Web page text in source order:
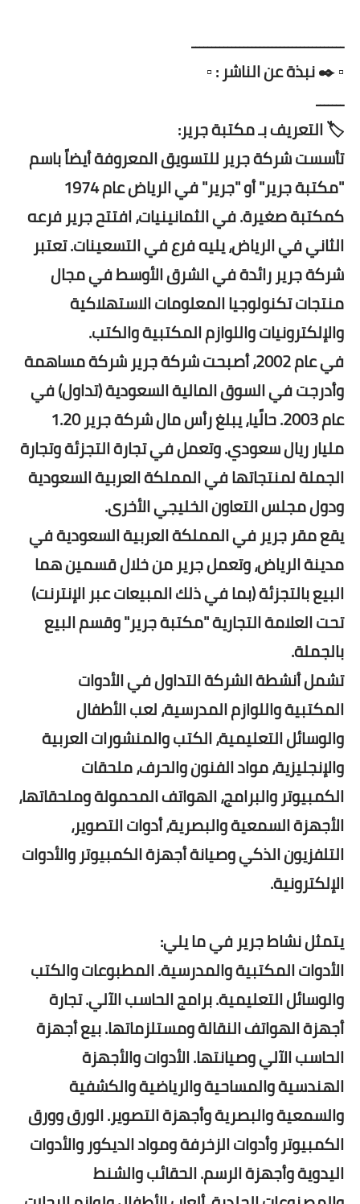
ــــــــــــــــــــــــــــــــــــــ
▫️ ✒️ نبذة عن الناشر : ▫️
ـــــــ
🏷️ التعريف بـ مكتبة جرير:
تأسست شركة جرير للتسويق المعروفة أيضاً باسم
"مكتبة جرير" أو "جرير" في الرياض عام 1974
كمكتبة صغيرة. في الثمانينيات، افتتح جرير فرعه
الثاني في الرياض، يليه فرع في التسعينات. تعتبر
شركة جرير رائدة في الشرق الأوسط في مجال
منتجات تكنولوجيا المعلومات الاستهلاكية
والإلكترونيات واللوازم المكتبية والكتب.
في عام 2002، أصبحت شركة جرير شركة مساهمة
وأدرجت في السوق المالية السعودية (تداول) في
عام 2003. حالًيا، يبلغ رأس مال شركة جرير 1.20
مليار ريال سعودي. وتعمل في تجارة التجزئة وتجارة
الجملة لمنتجاتها في المملكة العربية السعودية
ودول مجلس التعاون الخليجي الأخرى.
يقع مقر جرير في المملكة العربية السعودية في
مدينة الرياض، وتعمل جرير من خلال قسمين هما
البيع بالتجزئة (بما في ذلك المبيعات عبر الإنترنت)
تحت العلامة التجارية "مكتبة جرير" وقسم البيع
بالجملة.
تشمل أنشطة الشركة التداول في الأدوات
المكتبية واللوازم المدرسية، لعب الأطفال
والوسائل التعليمية، الكتب والمنشورات العربية
والإنجليزية، مواد الفنون والحرف، ملحقات
الكمبيوتر والبرامج، الهواتف المحمولة وملحقاتها،
الأجهزة السمعية والبصرية، أدوات التصوير،
التلفزيون الذكي وصيانة أجهزة الكمبيوتر والأدوات
الإلكترونية.
يتمثل نشاط جرير في ما يلي:
الأدوات المكتبية والمدرسية. المطبوعات والكتب
والوسائل التعليمية. برامج الحاسب الآلي. تجارة
أجهزة الهواتف النقالة ومستلزماتها. بيع أجهزة
الحاسب الآلي وصيانتها. الأدوات والأجهزة
الهندسية والمساحية والرياضية والكشفية
والسمعية والبصرية وأجهزة التصوير. الورق وورق
الكمبيوتر وأدوات الزخرفة ومواد الديكور والأدوات
اليدوية وأجهزة الرسم. الحقائب والشنط